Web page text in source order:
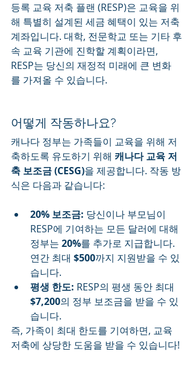
등록 교육 저축 플랜 (RESP)은 교육을 위
해 특별히 설계된 세금 혜택이 있는 저축
계좌입니다. 대학, 전문학교 또는 기타 후
속 교육 기관에 진학할 계획이라면,
RESP는 당신의 재정적 미래에 큰 변화
를 가져올 수 있습니다.
어떻게 작동하나요?
캐나다 정부는 가족들이 교육을 위해 저
축하도록 유도하기 위해 캐나다 교육 저
축 보조금 (CESG)을 제공합니다. 작동 방
식은 다음과 같습니다:
20% 보조금: 당신이나 부모님이
RESP에 기여하는 모든 달러에 대해
정부는 20%를 추가로 지급합니다.
연간 최대 $500까지 지원받을 수 있
습니다.
평생 한도: RESP의 평생 동안 최대
$7,200의 정부 보조금을 받을 수 있
습니다.
즉, 가족이 최대 한도를 기여하면, 교육
저축에 상당한 도움을 받을 수 있습니다!